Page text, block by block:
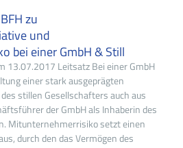
zu
und
bei einer GmbH & Still
13.07.2017 Leitsatz Bei einer GmbH
einer stark ausgeprägten
stillen Gesellschafters auch aus
der GmbH als Inhaberin des
Mitunternehmerrisiko setzt einen
durch den das Vermögen des